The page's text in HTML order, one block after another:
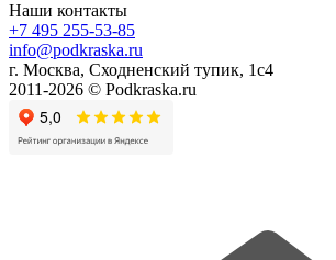
Наши контакты
+7 495 255-53-85
info@podkraska.ru
г. Москва, Сходненский тупик, 1с4
2011-2026 © Podkraska.ru